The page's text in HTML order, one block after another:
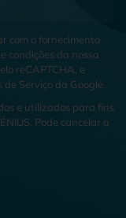
com o fornecimento
condições da nossa
reCAPTCHA, e
de Serviço da Google.
e utilizados para fins
Pode cancelar a